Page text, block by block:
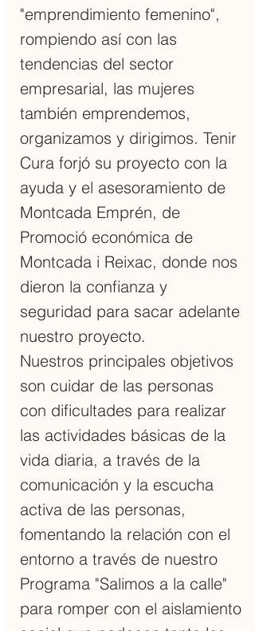
"emprendimiento femenino",
rompiendo así con las
tendencias del sector
empresarial, las mujeres
también emprendemos,
organizamos y dirigimos. Tenir
Cura forjó su proyecto con la
ayuda y el asesoramiento de
Montcada Emprén, de
Promoció económica de
Montcada i Reixac, donde nos
dieron la confianza y
seguridad para sacar adelante
nuestro proyecto.
Nuestros principales objetivos
son cuidar de las personas
con dificultades para realizar
las actividades básicas de la
vida diaria, a través de la
comunicación y la escucha
activa de las personas,
fomentando la relación con el
entorno a través de nuestro
Programa "Salimos a la calle"
para romper con el aislamiento